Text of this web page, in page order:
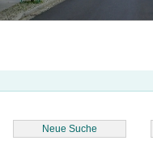
Neue Suche